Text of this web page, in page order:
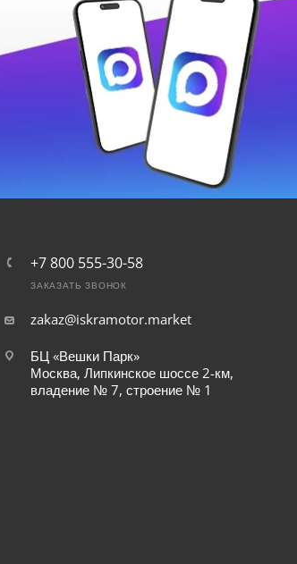
+7 800 555-30-58
ЗАКАЗАТЬ ЗВОНОК
zakaz@iskramotor.market
БЦ «Вешки Парк»
Москва, Липкинское шоссе 2-км,
владение № 7, строение № 1